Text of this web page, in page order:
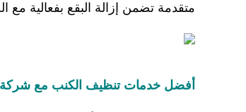
متقدمة تضمن إزالة البقع بفعالية مع
أفضل خدمات تنظيف الكنب مع شركة